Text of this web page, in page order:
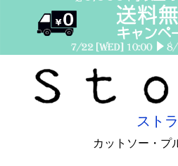
ストラ
カットソー・プ